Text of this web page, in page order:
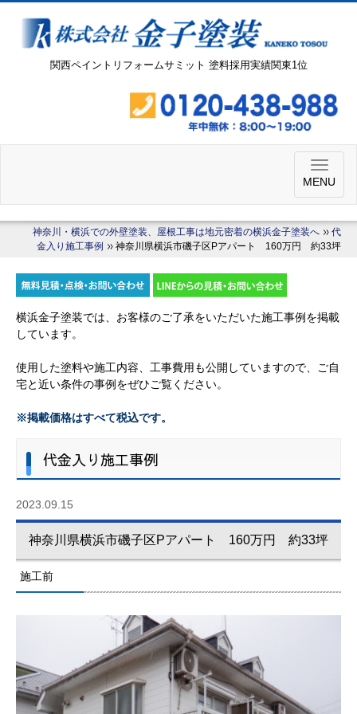
関西ペイントリフォームサミット 塗料採用実績関東1位
MENU
神奈川・横浜での外壁塗装、屋根工事は地元密着の横浜金子塗装へ
代
金入り施工事例
神奈川県横浜市磯子区Pアパート 160万円 約33坪
横浜金子塗装では、お客様のご了承をいただいた施工事例を掲載
しています。
使用した塗料や施工内容、工事費用も公開していますので、ご自
宅と近い条件の事例をぜひご覧ください。
※掲載価格はすべて税込です。
代金入り施工事例
2023.09.15
神奈川県横浜市磯子区Pアパート 160万円 約33坪
施工前